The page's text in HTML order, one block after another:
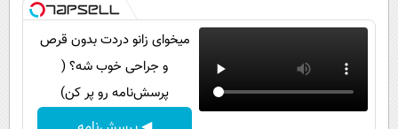
میخوای زانو دردت بدون قرص
و جراحی خوب شه؟ (
پرسش‌نامه رو پر کن)